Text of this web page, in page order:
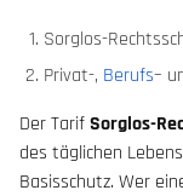
Sorglos-
Privat-, Berufs–
Der TarifSorglos-
des täglichen
Basisschutz. Wer